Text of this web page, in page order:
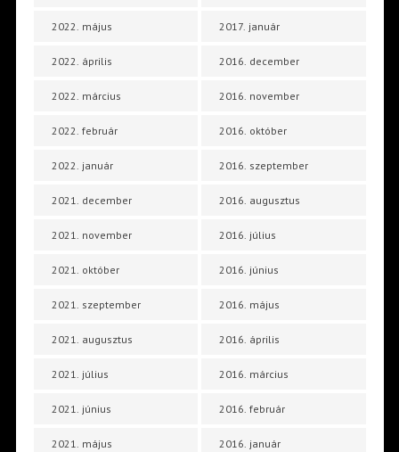
2022. május
2022. április
2022. március
2022. február
2022. január
2021. december
2021. november
2021. október
2021. szeptember
2021. augusztus
2021. július
2021. június
2021. május
2017. január
2016. december
2016. november
2016. október
2016. szeptember
2016. augusztus
2016. július
2016. június
2016. május
2016. április
2016. március
2016. február
2016. január